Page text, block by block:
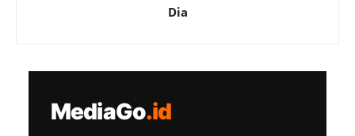
Dia
MediaGo.id